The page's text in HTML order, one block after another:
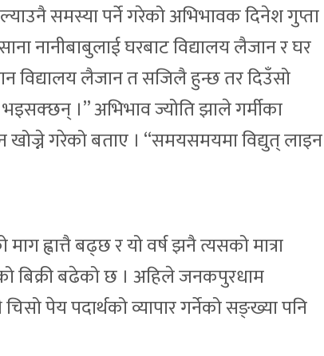
ल्याउनै समस्या पर्ने गरेको अभिभावक दिनेश गुप्ता
नानीबाबुलाई घरबाट विद्यालय लैजान र घर
विद्यालय लैजान त सजिलै हुन्छ तर दिउँसो
भइसक्छन् ।” अभिभाव ज्योति झाले गर्मीका
खोज्ने गरेको बताए । “समयसमयमा विद्युत् लाइन
ह्वात्तै बढ्छ र यो वर्ष झनै त्यसको मात्रा
बिक्री बढेको छ । अहिले जनकपुरधाम
पेय पदार्थको व्यापार गर्नेको सङ्ख्या पनि